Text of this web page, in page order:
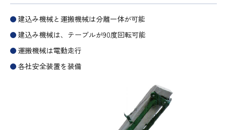
建込み機械と運搬機械は分離一体が可能
建込み機械は、テーブルが90度回転可能
運搬機械は電動走行
各社安全装置を装備